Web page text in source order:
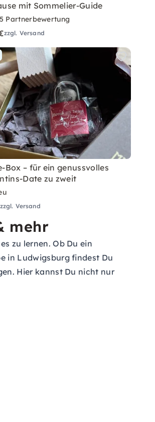
mit Sommelier-Guide
Partnerbewertung
zzgl. Versand
Box – für ein genussvolles
Date zu zweit
zzgl. Versand
mehr
zu lernen. Ob Du ein
in Ludwigsburg findest Du
Hier kannst Du nicht nur